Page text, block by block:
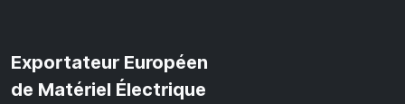
Exportateur Européen
de Matériel Électrique